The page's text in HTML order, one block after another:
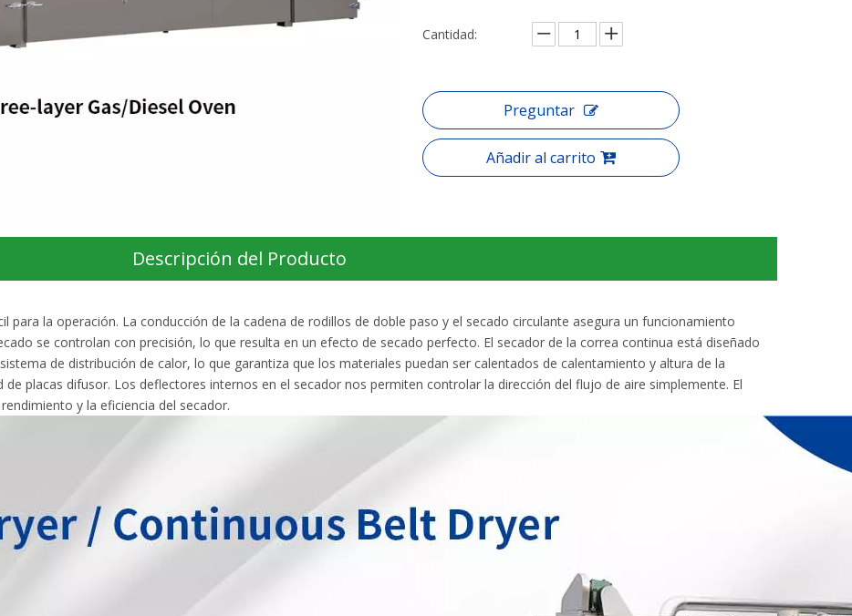
Cantidad:
Preguntar
Añadir al carrito
Descripción del Producto
para la operación. La conducción de la cadena de rodillos de doble paso y el secado circulante asegura un funcionamiento
se controlan con precisión, lo que resulta en un efecto de secado perfecto. El secador de la correa continua está diseñado
de distribución de calor, lo que garantiza que los materiales puedan ser calentados de calentamiento y altura de la
placas difusor. Los deflectores internos en el secador nos permiten controlar la dirección del flujo de aire simplemente. El
y la eficiencia del secador.